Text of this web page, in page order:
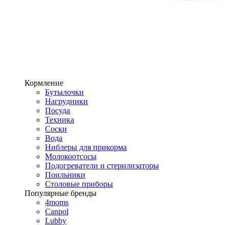
Кормление
Бутылочки
Нагрудники
Посуда
Техника
Соски
Вода
Ниблеры для прикорма
Молокоотсосы
Подогреватели и стерилизаторы
Поильники
Столовые приборы
Популярные бренды
4moms
Canpol
Lubby